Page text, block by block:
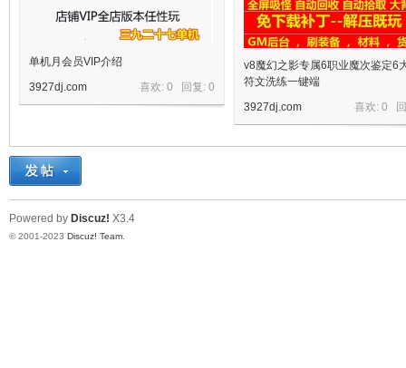
单机月会员VIP介绍
喜欢: 0 回复: 0
3927dj.com
v8魔幻之影专属6职业魔次鉴定6
符文洗练一键端
喜欢: 0
3927dj.com
Powered by Discuz! X3.4
© 2001-2023 Discuz! Team.